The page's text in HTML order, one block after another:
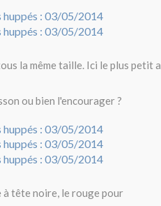
la même taille. Ici le plus petit a
ou bien l'encourager ?
à tête noire, le rouge pour